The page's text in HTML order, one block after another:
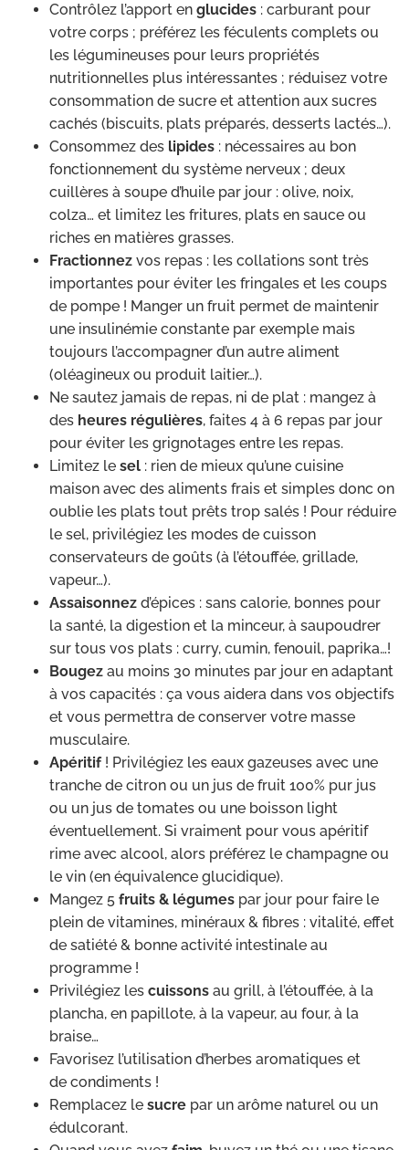
Contrôlez l’apport en glucides : carburant pour
votre corps ; préférez les féculents complets ou
les légumineuses pour leurs propriétés
nutritionnelles plus intéressantes ; réduisez votre
consommation de sucre et attention aux sucres
cachés (biscuits, plats préparés, desserts lactés…).
Consommez des lipides : nécessaires au bon
fonctionnement du système nerveux ; deux
cuillères à soupe d’huile par jour : olive, noix,
colza… et limitez les fritures, plats en sauce ou
riches en matières grasses.
Fractionnez vos repas : les collations sont très
importantes pour éviter les fringales et les coups
de pompe ! Manger un fruit permet de maintenir
une insulinémie constante par exemple mais
toujours l’accompagner d’un autre aliment
(oléagineux ou produit laitier…).
Ne sautez jamais de repas, ni de plat : mangez à
des heures régulières, faites 4 à 6 repas par jour
pour éviter les grignotages entre les repas.
Limitez le sel : rien de mieux qu’une cuisine
maison avec des aliments frais et simples donc on
oublie les plats tout prêts trop salés ! Pour réduire
le sel, privilégiez les modes de cuisson
conservateurs de goûts (à l’étouffée, grillade,
vapeur…).
Assaisonnez d’épices : sans calorie, bonnes pour
la santé, la digestion et la minceur, à saupoudrer
sur tous vos plats : curry, cumin, fenouil, paprika…!
Bougez au moins 30 minutes par jour en adaptant
à vos capacités : ça vous aidera dans vos objectifs
et vous permettra de conserver votre masse
musculaire.
Apéritif ! Privilégiez les eaux gazeuses avec une
tranche de citron ou un jus de fruit 100% pur jus
ou un jus de tomates ou une boisson light
éventuellement. Si vraiment pour vous apéritif
rime avec alcool, alors préférez le champagne ou
le vin (en équivalence glucidique).
Mangez 5 fruits & légumes par jour pour faire le
plein de vitamines, minéraux & fibres : vitalité, effet
de satiété & bonne activité intestinale au
programme !
Privilégiez les cuissons au grill, à l’étouffée, à la
plancha, en papillote, à la vapeur, au four, à la
braise…
Favorisez l’utilisation d’herbes aromatiques et
de condiments !
Remplacez le sucre par un arôme naturel ou un
édulcorant.